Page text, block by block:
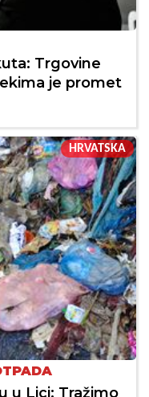
Trgovine
je promet
HRVATSKA
u Lici: Tražimo